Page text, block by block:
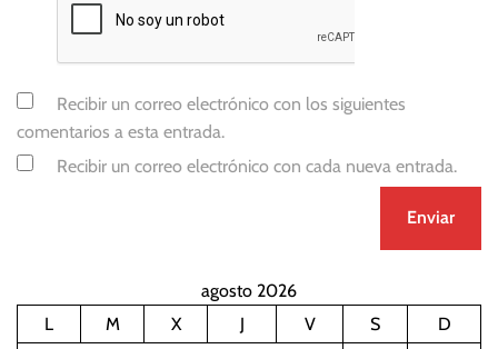
Recibir un correo electrónico con los siguientes
comentarios a esta entrada.
Recibir un correo electrónico con cada nueva entrada.
agosto 2026
L
M X J V S
D